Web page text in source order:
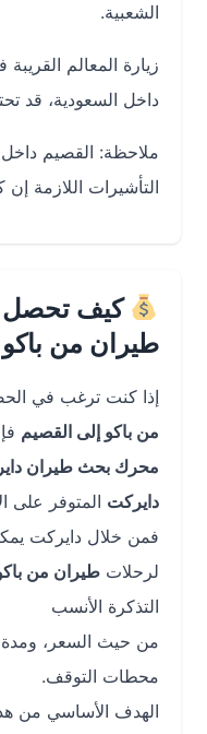
الشعبية.
زيارة المعالم القريبة
داخل السعودية، قد تحتاج
ملاحظة: القصيم داخل
التأشيرات اللازمة إن كنت
كيف تحصل
طيران من باكو
إذا كنت ترغب في
من باكو إلى القصيمفإن
محرك بحث طيران دايركت
دايركتالمتوفر على
فمن خلال دايركت يمكنك
لرحلات طيران من باكو إلى
التذكرة الأنسب
من حيث السعر، ومدة
محطات التوقف.
الهدف الأساسي من هذه